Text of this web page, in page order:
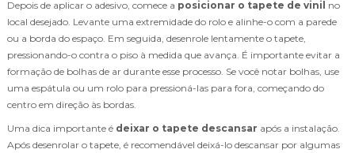
Depois de aplicar o adesivo, comece a posicionar o tapete de vinil no
local desejado. Levante uma extremidade do rolo e alinhe-o com a parede
ou a borda do espaço. Em seguida, desenrole lentamente o tapete,
pressionando-o contra o piso à medida que avança. É importante evitar a
formação de bolhas de ar durante esse processo. Se você notar bolhas, use
uma espátula ou um rolo para pressioná-las para fora, começando do
centro em direção às bordas.
Uma dica importante é deixar o tapete descansar após a instalação.
Após desenrolar o tapete, é recomendável deixá-lo descansar por algumas